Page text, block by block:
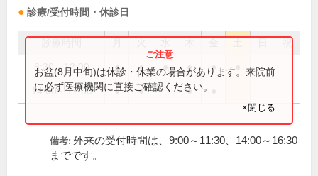
診療/受付時間・休診日
祝
8:30～12:00 ● ● ● ● ●
14:00～17:00 ● ● ●
お盆(8月中旬)は休診・休業の場合があります。来院前
に必ず医療機関に直接ご確認ください。
×閉じる
備考: 外来の受付時間は、9:00～11:30、14:00～16:30
までです。